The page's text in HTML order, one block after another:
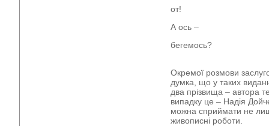
от!
А ось –
бегемось?
Окремої розмови
думка, що у таких
два прізвища – автора
випадку це – Надія
можна сприймати не
живописні роботи.